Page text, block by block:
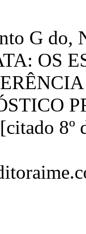
G do,
OS